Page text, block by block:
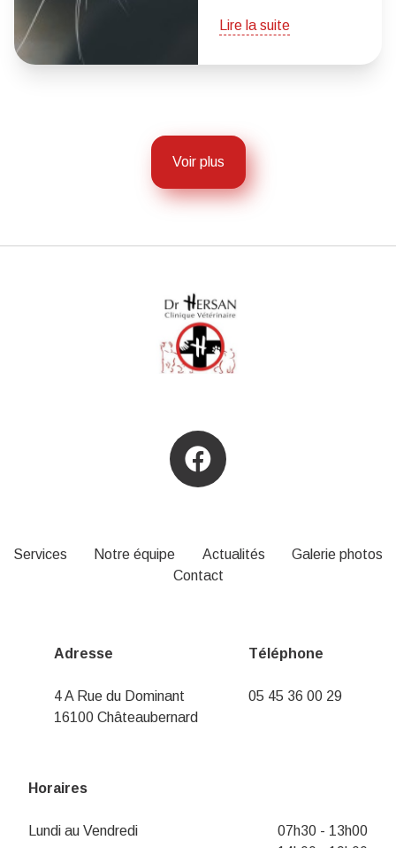
Lire la suite
Voir plus
Services Notre équipe Actualités
Galerie photos
Contact
Adresse
4 A Rue du Dominant
16100 Châteaubernard
Téléphone
05 45 36 00 29
Horaires
Lundi au Vendredi
07h30 - 13h00